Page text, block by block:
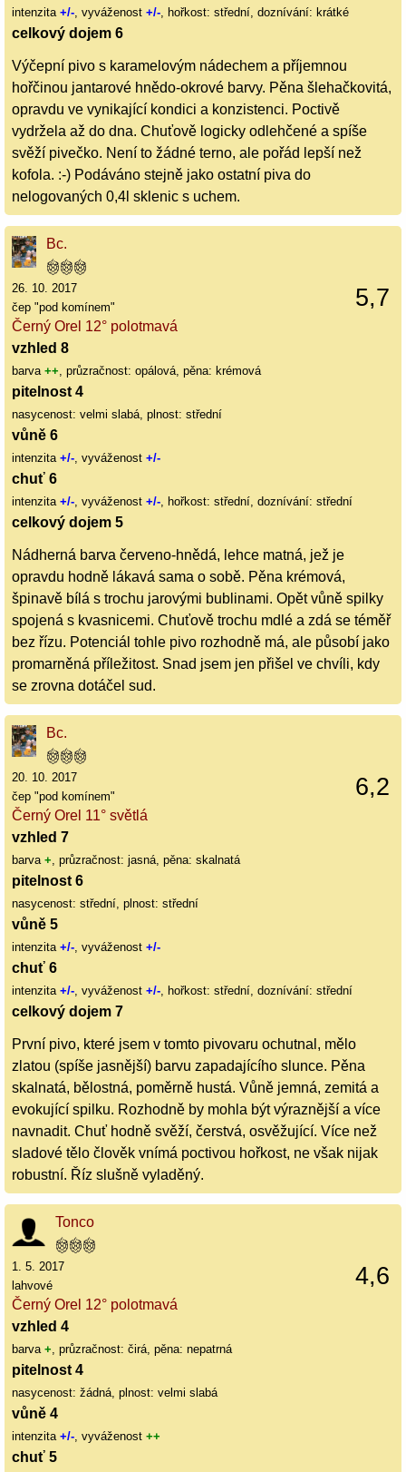
intenzita +/- , vyváženost +/- , hořkost: střední, doznívání: krátké
celkový dojem 6
Výčepní pivo s karamelovým nádechem a příjemnou
hořčinou jantarové hnědo-okrové barvy. Pěna šlehačkovitá,
opravdu ve vynikající kondici a konzistenci. Poctivě
vydržela až do dna. Chuťově logicky odlehčené a spíše
svěží pivečko. Není to žádné terno, ale pořád lepší než
kofola. :-) Podáváno stejně jako ostatní piva do
nelogovaných 0,4l sklenic s uchem.
Bc.
5,7
26. 10. 2017
čep "pod komínem"
Černý Orel 12° polotmavá
vzhled 8
barva ++, průzračnost: opálová, pěna: krémová
pitelnost 4
nasycenost: velmi slabá, plnost: střední
vůně 6
intenzita +/-, vyváženost +/-
chuť 6
intenzita +/-, vyváženost +/-, hořkost: střední, doznívání: střední
celkový dojem 5
Nádherná barva červeno-hnědá, lehce matná, jež je
opravdu hodně lákavá sama o sobě. Pěna krémová,
špinavě bílá s trochu jarovými bublinami. Opět vůně spilky
spojená s kvasnicemi. Chuťově trochu mdlé a zdá se téměř
bez řízu. Potenciál tohle pivo rozhodně má, ale působí jako
promarněná příležitost. Snad jsem jen přišel ve chvíli, kdy
se zrovna dotáčel sud.
Bc.
6,2
20. 10. 2017
čep "pod komínem"
Černý Orel 11° světlá
vzhled 7
barva +, průzračnost: jasná, pěna: skalnatá
pitelnost 6
nasycenost: střední, plnost: střední
vůně 5
intenzita +/-, vyváženost +/-
chuť 6
intenzita +/-, vyváženost +/-, hořkost: střední, doznívání: střední
celkový dojem 7
První pivo, které jsem v tomto pivovaru ochutnal, mělo
zlatou (spíše jasnější) barvu zapadajícího slunce. Pěna
skalnatá, bělostná, poměrně hustá. Vůně jemná, zemitá a
evokující spilku. Rozhodně by mohla být výraznější a více
navnadit. Chuť hodně svěží, čerstvá, osvěžující. Více než
sladové tělo člověk vnímá poctivou hořkost, ne však nijak
robustní. Říz slušně vyladěný.
Tonco
4,6
1. 5. 2017
lahvové
Černý Orel 12° polotmavá
vzhled 4
barva +, průzračnost: čirá, pěna: nepatrná
pitelnost 4
nasycenost: žádná, plnost: velmi slabá
vůně 4
intenzita +/-, vyváženost ++
chuť 5